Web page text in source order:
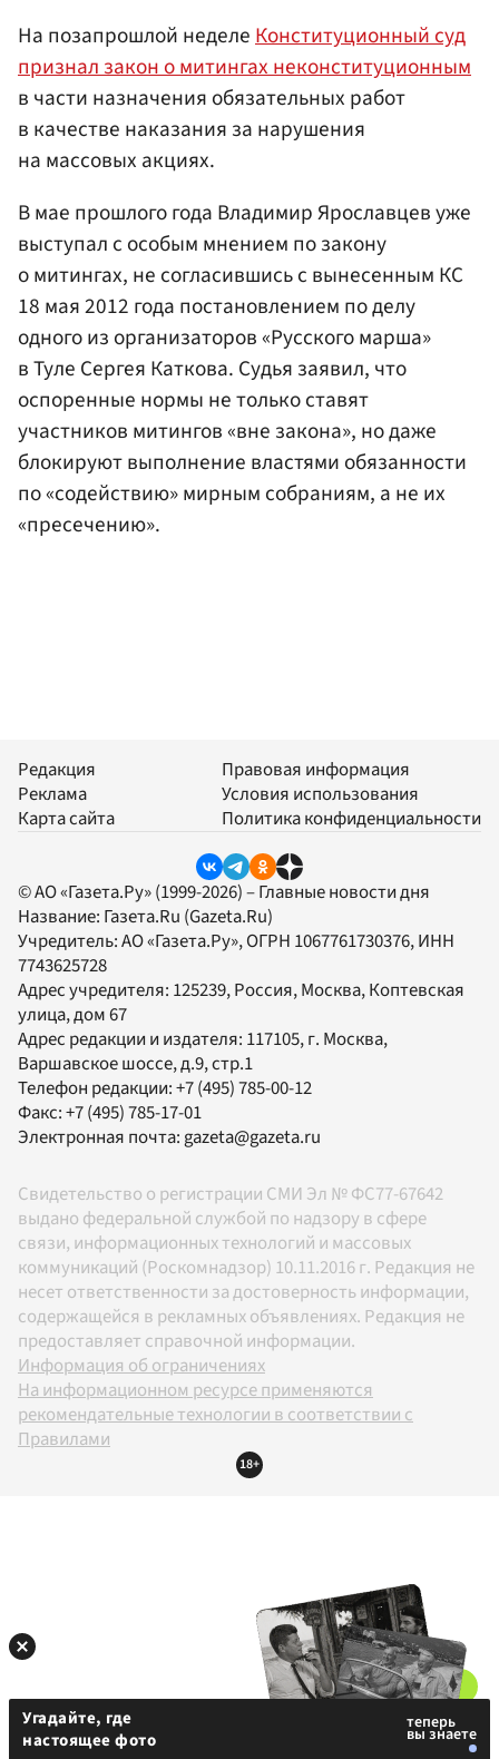
На позапрошлой неделеКонституционный суд
признал закон о митингах неконституционным
в части назначения обязательных работ
в качестве наказания за нарушения
на массовых акциях.
В мае прошлого года Владимир Ярославцев уже
выступал с особым мнением по закону
о митингах, не согласившись с вынесенным КС
18 мая 2012 года постановлением по делу
одного из организаторов «Русского марша»
в Туле Сергея Каткова. Судья заявил, что
оспоренные нормы не только ставят
участников митингов «вне закона», но даже
блокируют выполнение властями обязанности
по «содействию» мирным собраниям, а не их
«пресечению».
Редакция
Реклама
Карта сайта
Правовая информация
Условия использования
Политика конфиденциальности
© АО «Газета.Ру» (1999-2026) – Главные новости дня
Название: Газета.Ru (Gazeta.Ru)
Учредитель:АО «Газета.Ру», ОГРН 1067761730376, ИНН
7743625728
Адрес учредителя: 125239, Россия, Москва, Коптевская
улица, дом 67
Адрес редакции и издателя: 117105, г. Москва,
Варшавское шоссе, д.9, стр.1
Телефон редакции:+7 (495) 785-00-12
Факс:+7 (495) 785-17-01
Электронная почта:gazeta@gazeta.ru
Свидетельство о регистрации СМИ Эл № ФС77-67642
выдано федеральной службой по надзору в сфере
связи, информационных технологий и массовых
коммуникаций (Роскомнадзор) 10.11.2016 г. Редакция не
несет ответственности за достоверность информации,
содержащейся в рекламных объявлениях. Редакция не
предоставляет справочной информации.
Информация об ограничениях
На информационном ресурсе применяются
рекомендательные технологии в соответствии с
Правилами
18+
Угадайте, где
настоящее фото